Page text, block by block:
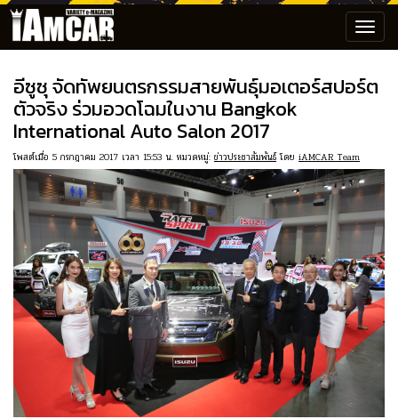
อีซูซุ จัดทัพยนตรกรรมสายพันธุ์มอเตอร์สปอร์ต
ตัวจริง ร่วมอวดโฉมในงาน Bangkok
International Auto Salon 2017
โพสต์เมื่อ 5 กรกฎาคม 2017 เวลา 15:53 น. หมวดหมู่: ข่าวประชาสัมพันธ์โดย iAMCAR Team